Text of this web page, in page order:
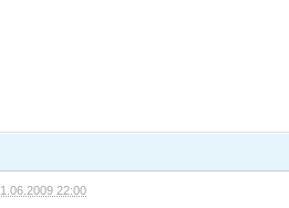
22:00